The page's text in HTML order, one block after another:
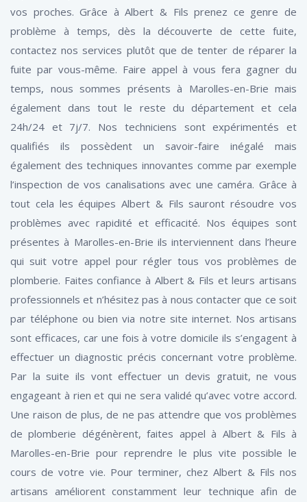
vos proches. Grâce à Albert & Fils prenez ce genre de
problème à temps, dès la découverte de cette fuite,
contactez nos services plutôt que de tenter de réparer la
fuite par vous-même. Faire appel à vous fera gagner du
temps, nous sommes présents à Marolles-en-Brie mais
également dans tout le reste du département et cela
24h/24 et 7j/7. Nos techniciens sont expérimentés et
qualifiés ils possèdent un savoir-faire inégalé mais
également des techniques innovantes comme par exemple
l’inspection de vos canalisations avec une caméra. Grâce à
tout cela les équipes Albert & Fils sauront résoudre vos
problèmes avec rapidité et efficacité. Nos équipes sont
présentes à Marolles-en-Brie ils interviennent dans l’heure
qui suit votre appel pour régler tous vos problèmes de
plomberie. Faites confiance à Albert & Fils et leurs artisans
professionnels et n’hésitez pas à nous contacter que ce soit
par téléphone ou bien via notre site internet. Nos artisans
sont efficaces, car une fois à votre domicile ils s’engagent à
effectuer un diagnostic précis concernant votre problème.
Par la suite ils vont effectuer un devis gratuit, ne vous
engageant à rien et qui ne sera validé qu’avec votre accord.
Une raison de plus, de ne pas attendre que vos problèmes
de plomberie dégénèrent, faites appel à Albert & Fils à
Marolles-en-Brie pour reprendre le plus vite possible le
cours de votre vie. Pour terminer, chez Albert & Fils nos
artisans améliorent constamment leur technique afin de